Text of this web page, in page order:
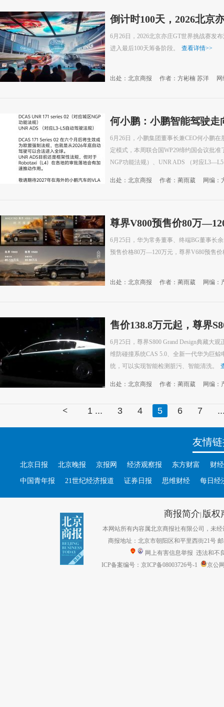
倒计时100天，2026北京
在即
6月26日，2026北京亦庄GT世界挑战赛发
进入最后100天筹备阶段。
查看详情>>
出处：北京商报 作者：方彬楠 苏洋 网
何小鹏：小鹏智能驾驶走
6月26日，小鹏集团董事长兼CEO何小鹏
定模式，本周联合国WP29缔约国会议批准
NGP功能法规）、UNR ADS （对应
出处：北京商报 作者：蔺雨葳 网编：
尊界V800预售价80万
6月25日，华为常务董事、终端BG董事长
预售价格80万—120万元，尊界V680预售
出处：北京商报 作者：蔺雨葳 网编：
售价138.8万元起，尊界
6月25日，尊界S800 Grand Design典藏大
维防碰撞系统CAS 5.0、全新一代华为巨
统，可以实现智能检测脏污、智能清洗。
出处：北京商报 作者：蔺雨葳 网编：
< 1 ... 3 4 5 6 7
友情
北京日报 北京晚报 京报网 经济观察报 东方财富 财
中国青年报 21世纪经济报道 证券日报 思维财经 每日经
商报简介| 版权
本网站所有内容属北京商报社有限公司，未经
商报地址：北京市朝阳区和平里西街21号
网上有害信息举报 违法和不
ICP备案编号：京ICP备08003726号-1
京公